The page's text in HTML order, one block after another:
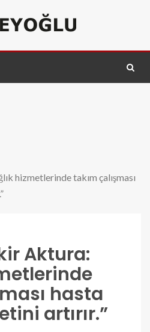
hizmetlerinde takım çalışması
Aktura:
hasta
artırır.”